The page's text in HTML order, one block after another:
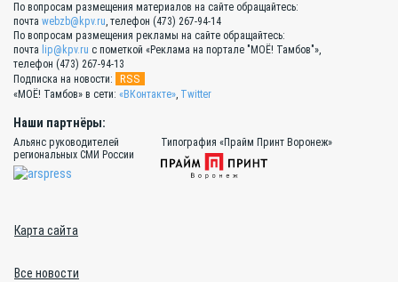
По вопросам размещения материалов на сайте обращайтесь:
почта webzb@kpv.ru, телефон (473) 267-94-14
По вопросам размещения рекламы на сайте обращайтесь:
почта lip@kpv.ru с пометкой «Реклама на портале "МОЁ! Тамбов"»,
телефон (473) 267-94-13
Подписка на новости:
RSS
«МОЁ! Тамбов» в сети: «ВКонтакте», Twitter
Наши партнёры:
Альянс руководителей
региональных СМИ России
Типография «Прайм Принт Воронеж»
Карта сайта
Все новости